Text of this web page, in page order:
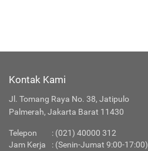
Kontak Kami
Jl. Tomang Raya No. 38, Jatipulo
Palmerah, Jakarta Barat 11430
Telepon
: (021) 40000 312
Jam Kerja
: (Senin-Jumat 9:00-17:00)